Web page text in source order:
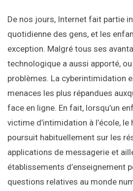
De nos jours, Internet fait partie
quotidienne des gens, et les
exception. Malgré tous ses
technologique a aussi apporté,
problèmes. La cyberintimidation
menaces les plus répandues
face en ligne. En fait, lorsqu’un
victime d’intimidation à l’école,
poursuit habituellement sur les
applications de messagerie et
établissements d’enseignement
questions relatives au monde